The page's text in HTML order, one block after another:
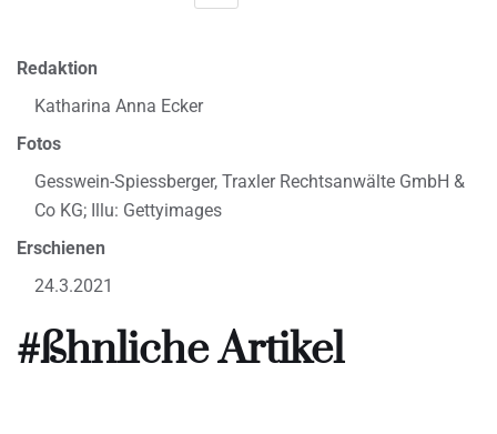
Redaktion
Katharina Anna Ecker
Fotos
Gesswein-Spiessberger, Traxler Rechtsanwälte GmbH &
Co KG; Illu: Gettyimages
Erschienen
24.3.2021
#ßhnliche Artikel